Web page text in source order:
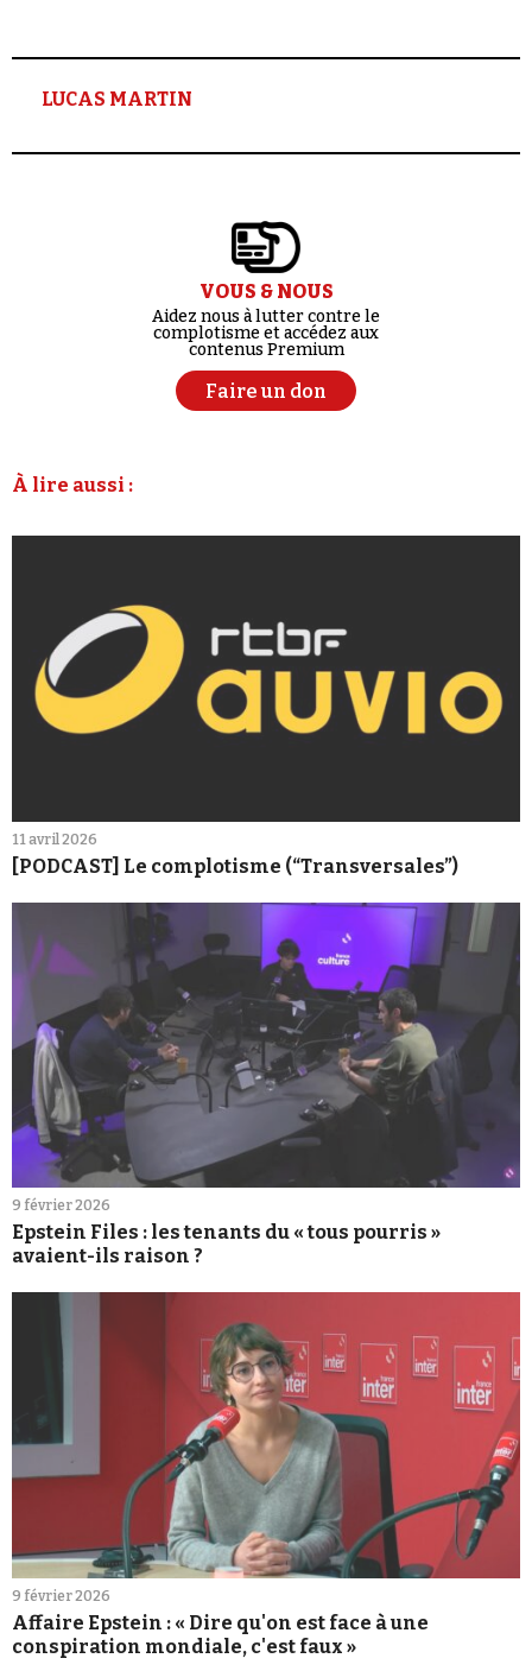
LUCAS MARTIN
VOUS & NOUS
Aidez nous à lutter contre le
complotisme et accédez aux
contenus Premium
Faire un don
À lire aussi :
11 avril 2026
[PODCAST] Le complotisme (“Transversales”)
9 février 2026
Epstein Files : les tenants du « tous pourris »
avaient-ils raison ?
9 février 2026
Affaire Epstein : « Dire qu'on est face à une
conspiration mondiale, c'est faux »